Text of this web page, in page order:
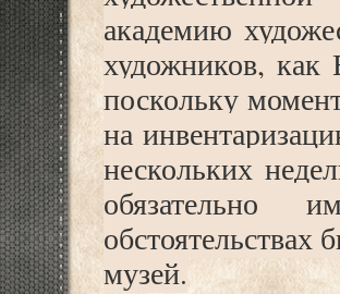
академию
художников,
поскольку
на
нескольких
музей.